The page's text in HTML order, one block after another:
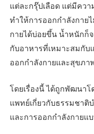
แต่ละกรุ๊ปเลือด แต่มีคว
ทำให้การออกกำลังกาย
กายได้บ่อยขึ้น น้ำหนักก็จ
กับอาหารที่เหมาะสมกับ
ออกกำลังกายและสุขภ
โดยเรื่องนี้ ได้ถูกพัฒนาโ
แพทย์เกี่ยวกับธรรมชาติ
และการออกกำลังกายแ